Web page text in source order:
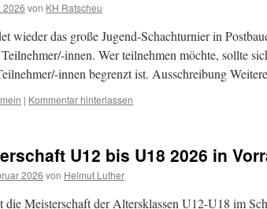
2026 von KH Ratscheu
wieder das große Jugend-Schachturnier in
innen. Wer teilnehmen möchte, sollte
innen begrenzt ist. Ausschreibung
| Kommentar hinterlassen
U12 bis U18 2026 in
2026 von Helmut Luther
Meisterschaft der Altersklassen U12-U18 im